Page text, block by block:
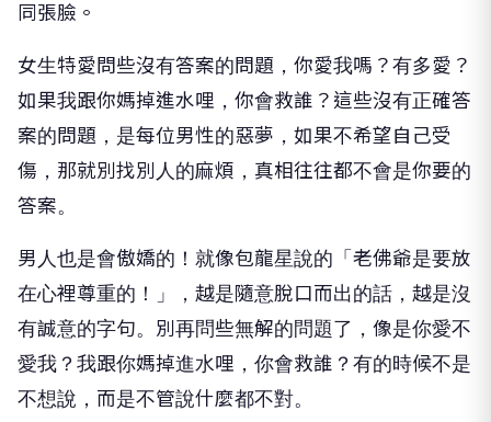
同張臉。
女生特愛問些沒有答案的問題，你愛我嗎？有多愛？
如果我跟你媽掉進水哩，你會救誰？這些沒有正確答
案的問題，是每位男性的惡夢，如果不希望自己受
傷，那就別找別人的麻煩，真相往往都不會是你要的
答案。
男人也是會傲嬌的！就像包龍星說的「老佛爺是要放
在心裡尊重的！」，越是隨意脫口而出的話，越是沒
有誠意的字句。別再問些無解的問題了，像是你愛不
愛我？我跟你媽掉進水哩，你會救誰？有的時候不是
不想說，而是不管說什麼都不對。